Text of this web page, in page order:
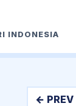
INDONESIA
← PREV